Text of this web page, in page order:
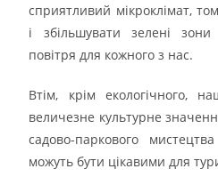
сприятливий мікроклімат,
і збільшувати зелені
повітря для кожного з нас.
Втім, крім екологічного,
величезне культурне
садово-паркового
можуть бути цікавими для